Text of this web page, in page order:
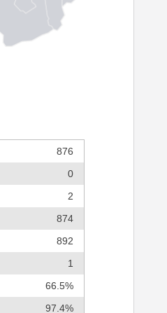
876
0
2
874
892
1
66.5%
97.4%